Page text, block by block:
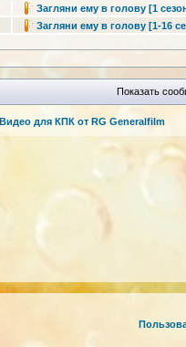
Загляни ему в голову [1
Загляни ему в голову [1-16
Показать
Видео для КПК от RG Generalfilm